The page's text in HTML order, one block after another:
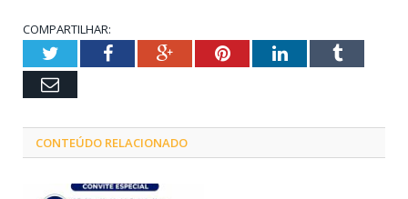
COMPARTILHAR:
TwitterFacebookGoogle+PinterestLinkedInTumblr
Email
CONTEÚDO RELACIONADO